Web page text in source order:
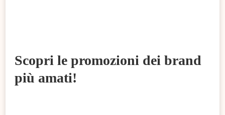
Scopri le promozioni dei brand
più amati!